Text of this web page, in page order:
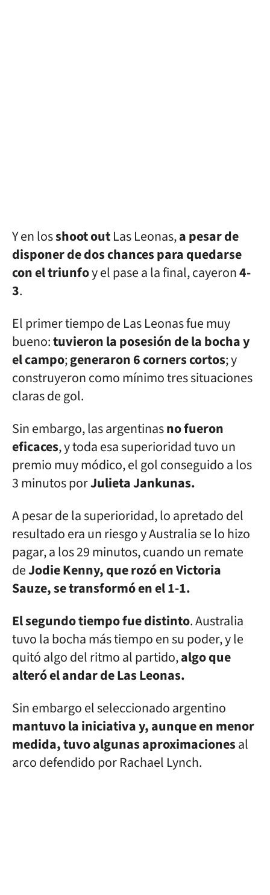
Y en losshoot outLas Leonas,a pesar de
disponer de dos chances para quedarse
con el triunfoy el pase a la final, cayeron4-
3.
El primer tiempo de Las Leonas fue muy
bueno:tuvieron la posesión de la bocha y
el campo;generaron 6 corners cortos; y
construyeron como mínimo tres situaciones
claras de gol.
Sin embargo, las argentinasno fueron
eficaces, y toda esa superioridad tuvo un
premio muy módico, el gol conseguido a los
3 minutos porJulieta Jankunas.
A pesar de la superioridad, lo apretado del
resultado era un riesgo y Australia se lo hizo
pagar, a los 29 minutos, cuando un remate
deJodie Kenny, que rozó en Victoria
Sauze, se transformó en el 1-1.
El segundo tiempo fue distinto. Australia
tuvo la bocha más tiempo en su poder, y le
quitó algo del ritmo al partido,algo que
alteró el andar de Las Leonas.
Sin embargo el seleccionado argentino
mantuvo la iniciativa y, aunque en menor
medida, tuvo algunas aproximacionesal
arco defendido por Rachael Lynch.